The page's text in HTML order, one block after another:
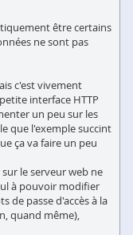
être certains
ne sont pas
c'est vivement
interface HTTP
un peu sur les
que l'exemple succint
ça va faire un peu
le serveur web ne
à pouvoir modifier
de passe d'accès à la
quand même),